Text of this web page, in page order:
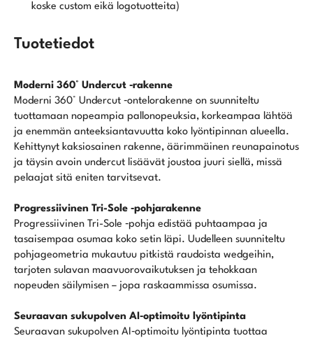
koske custom eikä logotuotteita)
Tuotetiedot
Moderni 360° Undercut ‑rakenne
Moderni 360° Undercut ‑ontelorakenne on suunniteltu
tuottamaan nopeampia pallonopeuksia, korkeampaa lähtöä
ja enemmän anteeksiantavuutta koko lyöntipinnan alueella.
Kehittynyt kaksiosainen rakenne, äärimmäinen reunapainotus
ja täysin avoin undercut lisäävät joustoa juuri siellä, missä
pelaajat sitä eniten tarvitsevat.
Progressiivinen Tri-Sole ‑pohjarakenne
Progressiivinen Tri-Sole ‑pohja edistää puhtaampaa ja
tasaisempaa osumaa koko setin läpi. Uudelleen suunniteltu
pohjageometria mukautuu pitkistä raudoista wedgeihin,
tarjoten sulavan maavuorovaikutuksen ja tehokkaan
nopeuden säilymisen – jopa raskaammissa osumissa.
Seuraavan sukupolven AI‑optimoitu lyöntipinta
Seuraavan sukupolven AI‑optimoitu lyöntipinta tuottaa